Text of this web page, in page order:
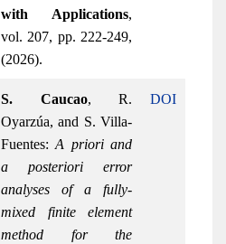
with Applications,
vol. 207, pp. 222-249,
(2026).
S. Caucao, R.
Oyarzúa, and S. Villa-
Fuentes:A priori and
a posteriori error
analyses of a fully-
mixed finite element
method for the
DOI